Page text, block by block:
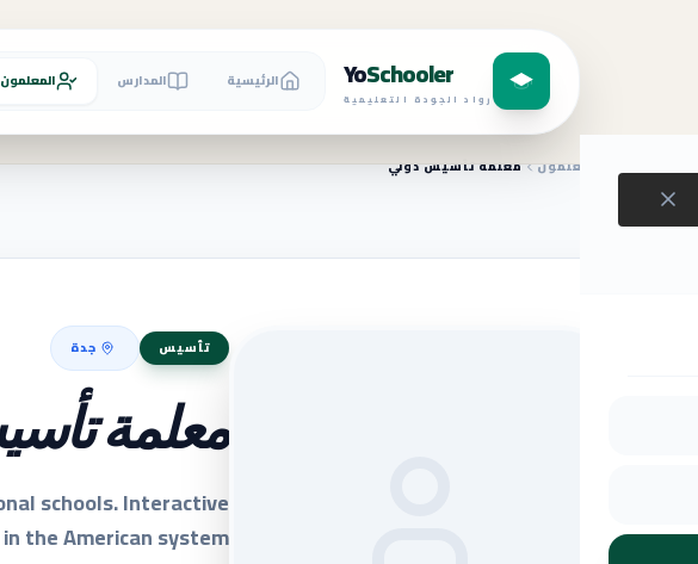
YoSchooler
رواد الجودة التعليمية
الرئيسية المدارس المعلمون
المعلمون معلمة تأسيس دولي
تأسيس جدة
معلمة
schools. Interactive
the American system.